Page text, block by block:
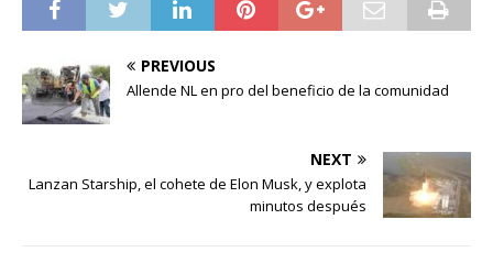
PREVIOUS
Allende NL en pro del beneficio de la comunidad
NEXT
Lanzan Starship, el cohete de Elon Musk, y explota
minutos después